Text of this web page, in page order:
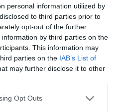
personal information utilized by
to third parties prior to
opt-out of the further
by third parties on the
This information may
parties on the IAB’s List of
may further disclose it to other
Opt Outs
5 Gb/s (1 z
zasilający)
(słuchawki/mikrofon)